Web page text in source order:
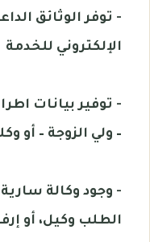
- توفر الوثائق
الإلكتروني للخدمة
- توفير بيانات
– ولي الزوجة – أو
- وجود وكالة
الطلب وكيل، أو